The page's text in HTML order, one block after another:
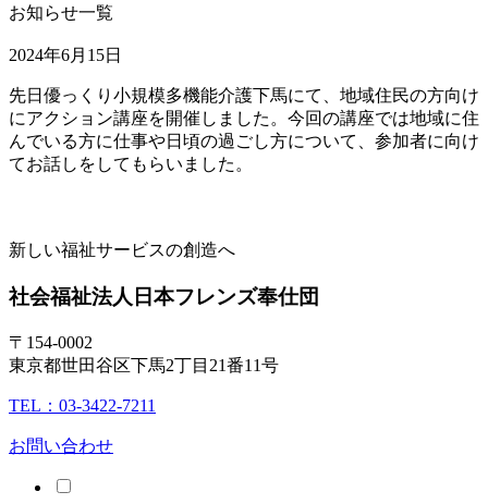
お知らせ一覧
2024年6月15日
先日優っくり小規模多機能介護下馬にて、地域住民の方向け
にアクション講座を開催しました。今回の講座では地域に住
んでいる方に仕事や日頃の過ごし方について、参加者に向け
てお話しをしてもらいました。
新しい福祉サービスの創造へ
社会福祉法人 日本フレンズ奉仕団
〒154-0002
東京都世田谷区下馬2丁目21番11号
TEL：03-3422-7211
お問い合わせ